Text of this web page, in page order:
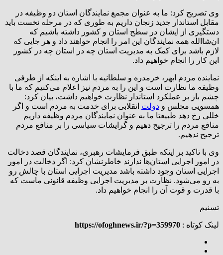
وی تصریح کرد: ما به عنوان مجمع نمایندگان استان دو وظیفه در
مقابل استاندار جدید زنجان داریم به طوری که در مرحله نخست باید
دستگیری از ایشان در سطح استان و کشور داشته باشیم که
ان‌شاالله همه نمایندگان این امر را انجام خواهند داد و هر جایی که
لازم باشد برای کمک به مدیریت استان چه در استان چه در کشور
این کار را انجام خواهیم داد.
نماینده مردم ابهر، خرمدره و سلطانیه با اشاره به اینکه از طرفی
وظیفه ما نظارت است و این را به مردم نیز اعلام می‌کنیم که ما با
چشم باز بر عملکرد استاندار نظارت خواهیم داشت، بیان کرد:
همسویی مجلس و دولت انقلابی برای خدمت به مردم است و اگر
خللی رخ دهد طبیعتا ما به عنوان نمایندگان مردم وظیفه داریم
منافع مردم را ترجیح دهیم و گرایشات سیاسی را بر منافع مردم
ترجیح ندهیم.
وی با تاکید بر اینکه طبق فرمایشات رهبری، نمایندگان قصد دخالت
در امور اجرایی استان‌ها ندارند خاطر‌نشان کرد: اگر دخالت در امور
اجرایی استان وجود داشته باشد مدیریت اجرایی استان با چالش رو
به رو می‌شود. نظارت بر مدیریت اجرایی وظیفه قانونی ماست که
با قدرت و قوت آن را انجام خواهیم داد.
تسنیم
لینک کوتاه : https://ofoghnews.ir/?p=359970